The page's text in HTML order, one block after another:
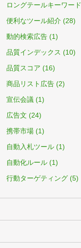
ロングテールキーワード
便利なツール紹介 (28)
動的検索広告 (1)
品質インデックス (10)
品質スコア (16)
商品リスト広告 (2)
宣伝会議 (1)
広告文 (24)
携帯市場 (1)
自動入札ツール (1)
自動化ルール (1)
行動ターゲティング (5)